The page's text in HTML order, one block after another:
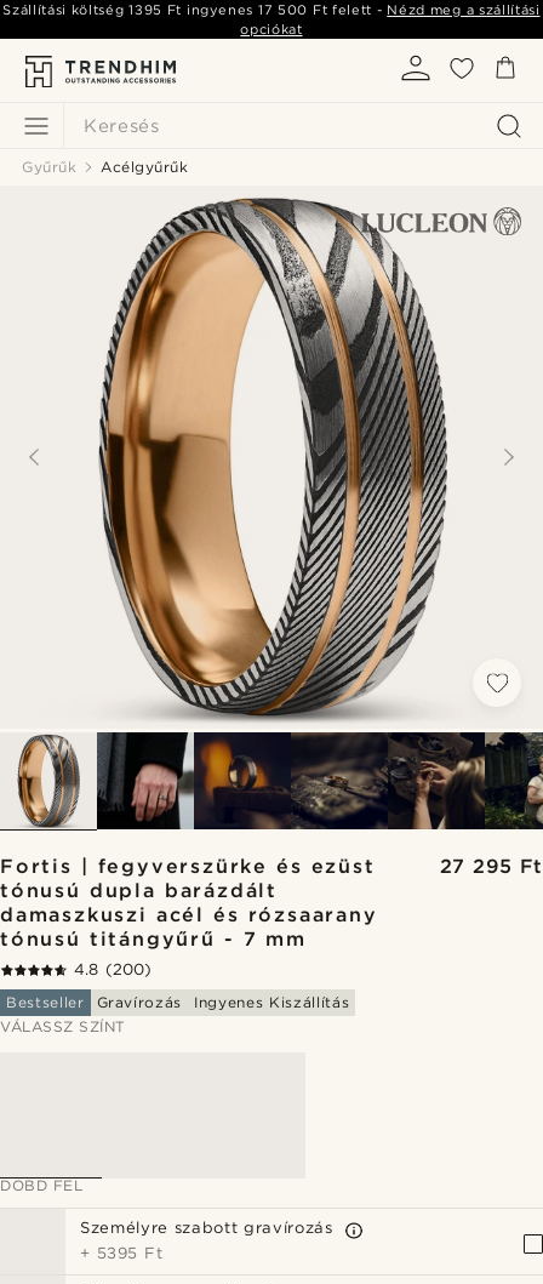
Keresés
Szállítási költség1395 Ft ingyenes 17 500 Ft felett - Nézd meg a szállítási
opciókat
Gyűrűk Acélgyűrűk
Fortis | fegyverszürke és ezüst
tónusú dupla barázdált
damaszkuszi acél és rózsaarany
tónusú titángyűrű - 7 mm
27 295 Ft
4.8 (200)
Bestseller
Gravírozás
Ingyenes Kiszállítás
VÁLASSZ SZÍNT
DOBD FEL
Személyre szabott gravírozás
+ 5395 Ft